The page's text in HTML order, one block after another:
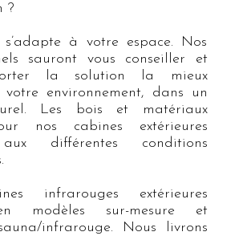
?
s’adapte à votre espace. Nos
sauront vous conseiller et
la solution la mieux
environnement, dans un
Les bois et matériaux
nos cabines extérieures
différentes conditions
infrarouges extérieures
modèles sur-mesure et
infrarouge. Nous livrons